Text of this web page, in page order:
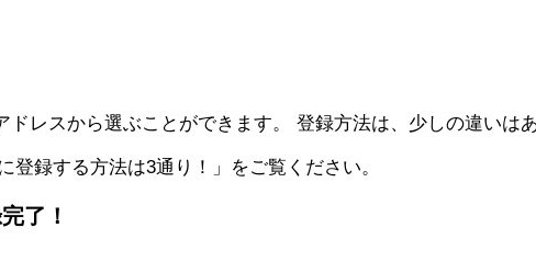
レスから選ぶことができます。 登録方法は、少しの違いは
録する方法は3通り！」をご覧ください。
了！